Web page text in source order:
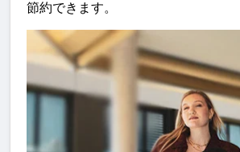
節約できます。